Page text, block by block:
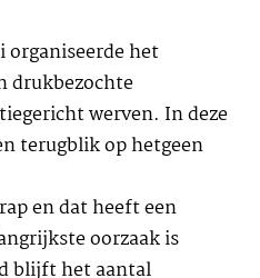
organiseerde het
drukbezochte
werven. In deze
terugblik op hetgeen
en dat heeft een
oorzaak is
blijft het aantal